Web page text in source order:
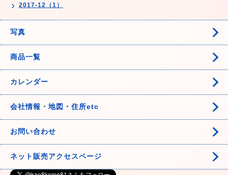
2017-12（1）
写真
商品一覧
カレンダー
会社情報・地図・住所etc
お問い合わせ
ネット販売アクセスページ